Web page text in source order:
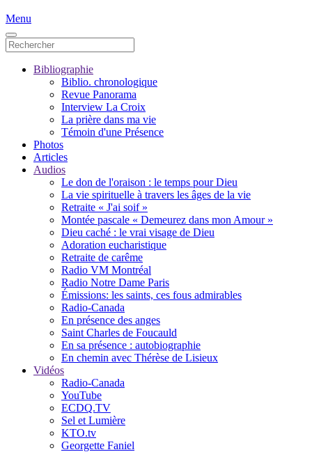
Menu
Bibliographie
Biblio. chronologique
Revue Panorama
Interview La Croix
La prière dans ma vie
Témoin d'une Présence
Photos
Articles
Audios
Le don de l'oraison : le temps pour Dieu
La vie spirituelle à travers les âges de la vie
Retraite « J'ai soif »
Montée pascale « Demeurez dans mon Amour »
Dieu caché : le vrai visage de Dieu
Adoration eucharistique
Retraite de carême
Radio VM Montréal
Radio Notre Dame Paris
Émissions: les saints, ces fous admirables
Radio-Canada
En présence des anges
Saint Charles de Foucauld
En sa présence : autobiographie
En chemin avec Thérèse de Lisieux
Vidéos
Radio-Canada
YouTube
ECDQ.TV
Sel et Lumière
KTO.tv
Georgette Faniel